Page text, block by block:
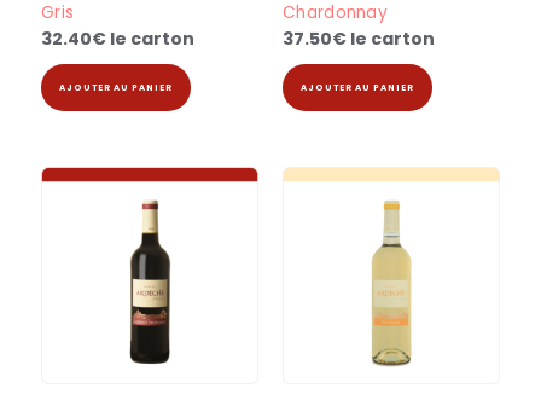
Gris
32.40€ le carton
AJOUTER AU PANIER
Chardonnay
37.50€ le carton
AJOUTER AU PANIER